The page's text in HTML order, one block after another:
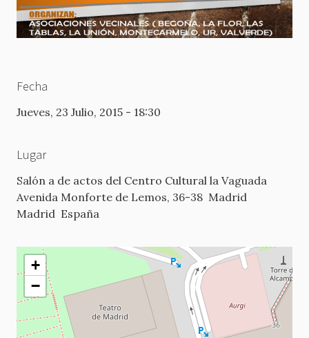
Fecha
Jueves, 23 Julio, 2015 - 18:30
Lugar
Salón a de actos del Centro Cultural la Vaguada
Avenida Monforte de Lemos, 36-38 Madrid
Madrid España
+
−